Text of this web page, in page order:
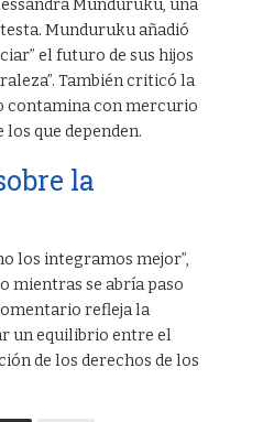
Munduruku, una
Munduruku añadió
el futuro de sus hijos
También criticó la
contamina con mercurio
los que dependen.
la
los integramos mejor”,
mientras se abría paso
refleja la
un equilibrio entre el
de los derechos de los